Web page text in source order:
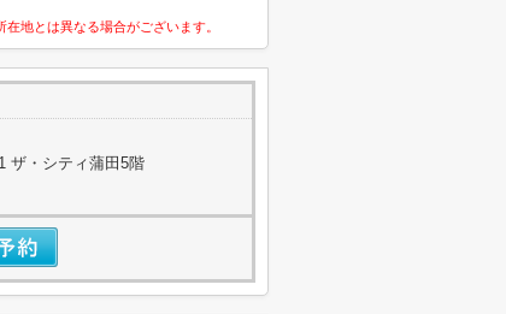
地とは異なる場合がございます。
ザ・シティ蒲田5階